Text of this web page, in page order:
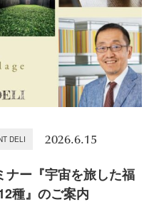
DELI 2026.6.15
ナー『宇宙を旅した福
種』のご案内